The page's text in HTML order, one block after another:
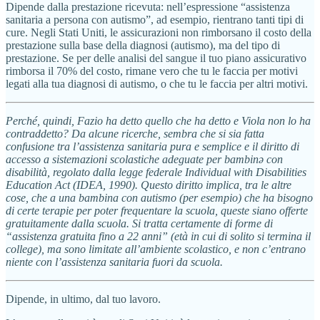
Dipende dalla prestazione ricevuta: nell’espressione “assistenza
sanitaria a persona con autismo”, ad esempio, rientrano tanti tipi di
cure. Negli Stati Uniti, le assicurazioni non rimborsano il costo della
prestazione sulla base della diagnosi (autismo), ma del tipo di
prestazione. Se per delle analisi del sangue il tuo piano assicurativo
rimborsa il 70% del costo, rimane vero che tu le faccia per motivi
legati alla tua diagnosi di autismo, o che tu le faccia per altri motivi.
Perché, quindi, Fazio ha detto quello che ha detto e Viola non lo ha
contraddetto? Da alcune ricerche, sembra che si sia fatta
confusione tra l’assistenza sanitaria pura e semplice e il diritto di
accesso a sistemazioni scolastiche adeguate per bambinə con
disabilità, regolato dalla legge federale Individual with Disabilities
Education Act (IDEA, 1990). Questo diritto implica, tra le altre
cose, che a una bambina con autismo (per esempio) che ha bisogno
di certe terapie per poter frequentare la scuola, queste siano offerte
gratuitamente dalla scuola. Si tratta certamente di forme di
“assistenza gratuita fino a 22 anni” (età in cui di solito si termina il
college), ma sono limitate all’ambiente scolastico, e non c’entrano
niente con l’assistenza sanitaria fuori da scuola.
Dipende, in ultimo, dal tuo lavoro.